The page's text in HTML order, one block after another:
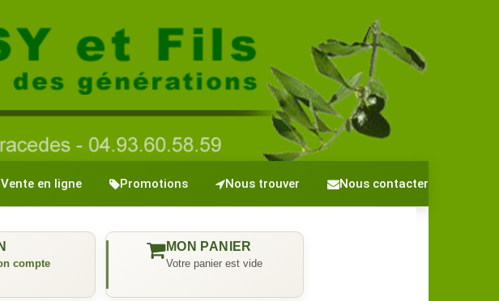
Vente en ligne Promotions Nous trouver Nous contacter